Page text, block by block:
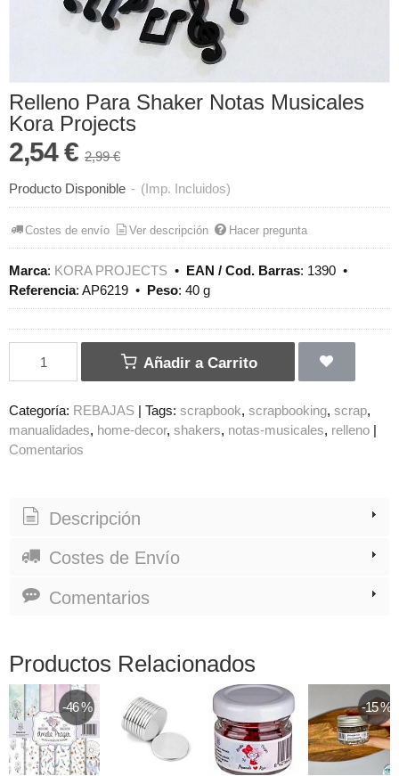
Relleno Para Shaker Notas Musicales
Kora Projects
2,54 € 2,99 €
Producto Disponible - (Imp. Incluidos)
Costes de envío Ver descripción Hacer pregunta
Marca: KORA PROJECTS • EAN / Cod. Barras: 1390 •
Referencia: AP6219 • Peso: 40 g
Añadir a Carrito
Categoría: REBAJAS Tags: scrapbook scrapbooking scrap
manualidades
home-decor shakers notas-musicales relleno
Comentarios
Descripción
Costes de Envío
Comentarios
Productos Relacionados
-46 % -15 %